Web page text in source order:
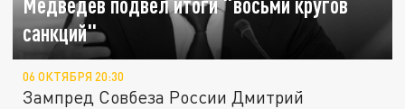
санкций"
06 ОКТЯБРЯ 20:30
Зампред Совбеза России Дмитрий